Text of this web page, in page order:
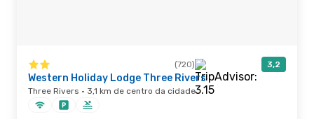
(720) 3,2
Western Holiday Lodge Three Rivers
Three Rivers · 3,1 km de centro da cidade